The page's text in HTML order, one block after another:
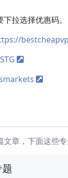
拉选择优惠码。
章，下面这些
题